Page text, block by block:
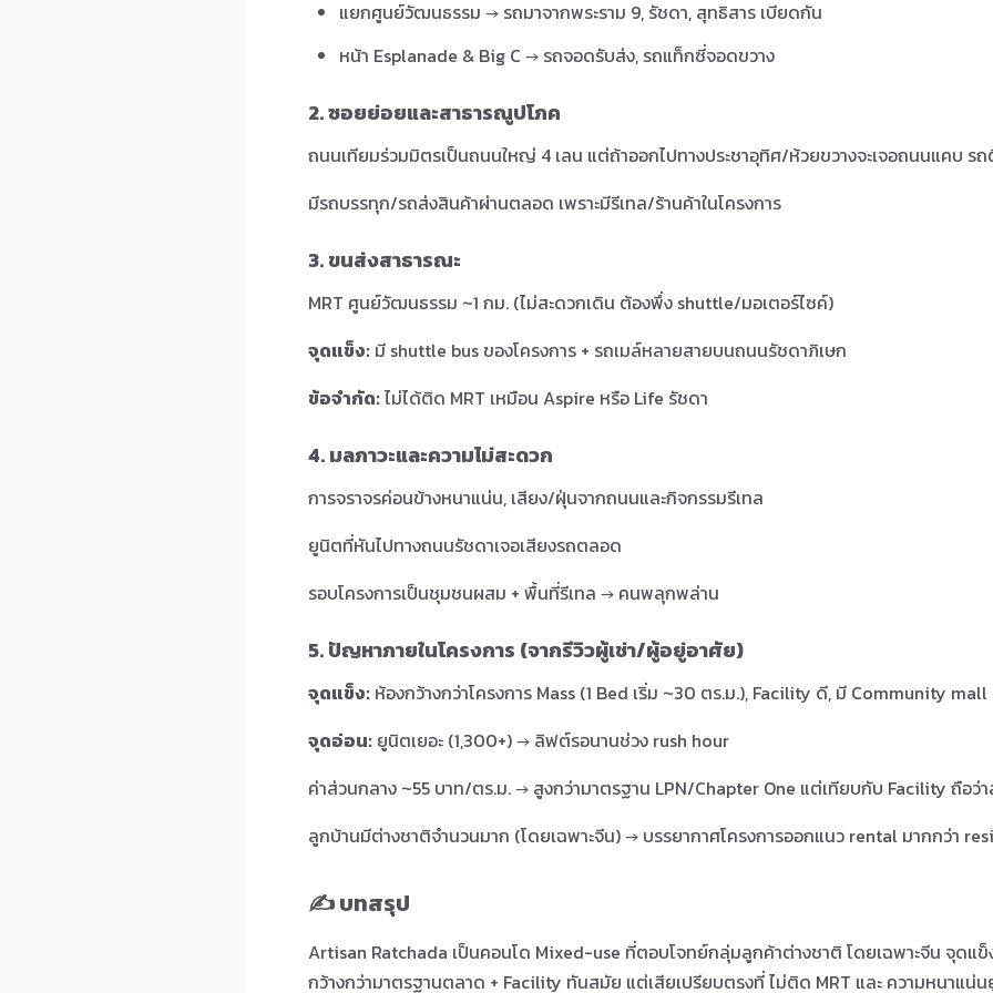
แยกศูนย์วัฒนธรรม → รถมาจากพระราม 9, รัชดา, สุทธิสาร เบียดกัน
หน้า Esplanade & Big C → รถจอดรับส่ง, รถแท็กซี่จอดขวาง
2. ซอยย่อยและสาธารณูปโภค
ถนนเทียมร่วมมิตรเป็นถนนใหญ่ 4 เลน แต่ถ้าออกไปทางประชาอุทิศ/ห้วยขวางจะเจอถนนแคบ ร
มีรถบรรทุก/รถส่งสินค้าผ่านตลอด เพราะมีรีเทล/ร้านค้าในโครงการ
3. ขนส่งสาธารณะ
MRT ศูนย์วัฒนธรรม ~1 กม. (ไม่สะดวกเดิน ต้องพึ่ง shuttle/มอเตอร์ไซค์)
จุดแข็ง: มี shuttle bus ของโครงการ + รถเมล์หลายสายบนถนนรัชดาภิเษก
ข้อจำกัด:ไม่ได้ติด MRT เหมือน Aspire หรือ Life รัชดา
4. มลภาวะและความไม่สะดวก
การจราจรค่อนข้างหนาแน่น, เสียง/ฝุ่นจากถนนและกิจกรรมรีเทล
ยูนิตที่หันไปทางถนนรัชดาเจอเสียงรถตลอด
รอบโครงการเป็นชุมชนผสม + พื้นที่รีเทล → คนพลุกพล่าน
5. ปัญหาภายในโครงการ (จากรีวิวผู้เช่า/ผู้อยู่อาศัย)
จุดแข็ง: ห้องกว้างกว่าโครงการ Mass (1 Bed เริ่ม ~30 ตร.ม.), Facility ดี, มี Community mall
จุดอ่อน: ยูนิตเยอะ (1,300+) → ลิฟต์รอนานช่วง rush hour
ค่าส่วนกลาง ~55 บาท/ตร.ม. → สูงกว่ามาตรฐาน LPN/Chapter One แต่เทียบกับ Facility ถือว่
ลูกบ้านมีต่างชาติจำนวนมาก (โดยเฉพาะจีน) → บรรยากาศโครงการออกแนว rental มากกว่า
✍️ บทสรุป
Artisan Ratchada เป็นคอนโด Mixed-use ที่ตอบโจทย์กลุ่มลูกค้าต่างชาติ โดยเฉพาะจีน จุดแ
กว้างกว่ามาตรฐานตลาด + Facility ทันสมัย แต่เสียเปรียบตรงที่ ไม่ติด MRT และ ความหนาแน่